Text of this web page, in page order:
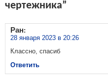
чертежника”
Ран:
28 января 2023 в 20:26
Классно, спасиб
Ответить